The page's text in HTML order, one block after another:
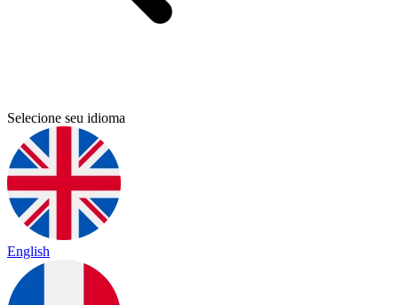
Selecione seu idioma
English